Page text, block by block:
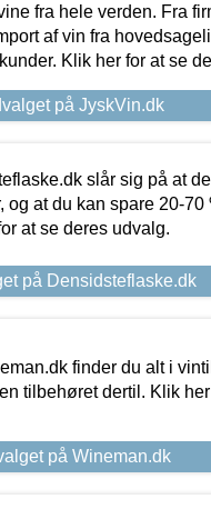
fra hele verden. Fra
af vin fra
Klik her for at se
på JyskVin.dk
slår sig på at
og at du kan spare 20-
at se deres udvalg.
på Densidsteflaske.dk
finder du alt i
tilbehøret dertil. Klik
på Wineman.dk